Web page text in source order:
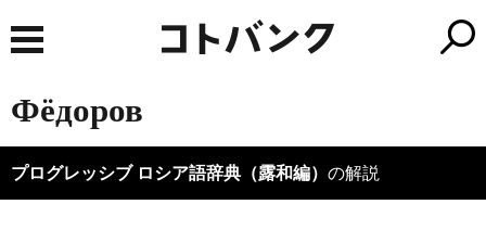
Фёдоров
プログレッシブ ロシア語辞典（露和編） の解説